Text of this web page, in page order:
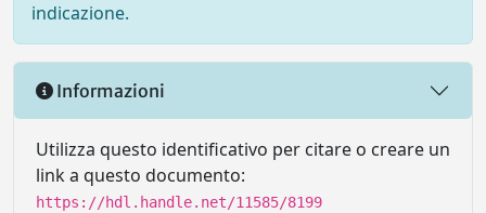
indicazione.
Informazioni
Utilizza questo identificativo per citare o creare un
link a questo documento:
https://hdl.handle.net/11585/8199